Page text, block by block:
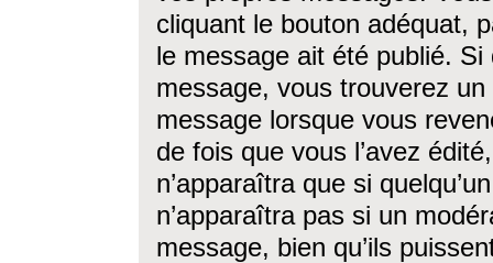
cliquant le bouton adéquat,
le message ait été publié. Si
message, vous trouverez
message lorsque vous
de fois que vous l’avez
n’apparaîtra que si
n’apparaîtra pas si un
message, bien qu’ils